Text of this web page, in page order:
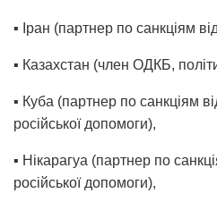
▪️ Іран (партнер по санкціям
▪️ Казахстан (член ОДКБ,
▪️ Куба (партнер по санкціям
російської допомоги),
▪️ Нікарагуа (партнер по
російської допомоги),